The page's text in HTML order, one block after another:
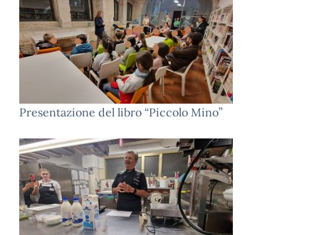
Presentazione del libro “Piccolo Mino”